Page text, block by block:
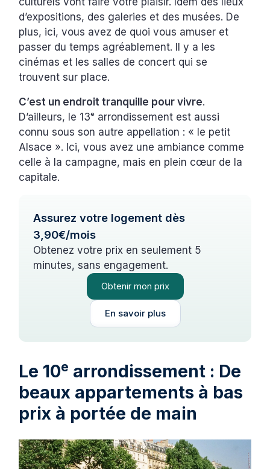
d’expositions, des galeries et des musées. De
plus, ici, vous avez de quoi vous amuser et
passer du temps agréablement. Il y a les
cinémas et les salles de concert qui se
trouvent sur place.
C’est un endroit tranquille pour vivre.
D’ailleurs, le 13ᵉ arrondissement est aussi
connu sous son autre appellation : « le petit
Alsace ». Ici, vous avez une ambiance comme
celle à la campagne, mais en plein cœur de la
capitale.
Assurez votre logement dès
3,90€/mois
Obtenez votre prix en seulement 5
minutes, sans engagement.
Obtenir mon prix
En savoir plus
Le 10e arrondissement : De
beaux appartements à bas
prix à portée de main